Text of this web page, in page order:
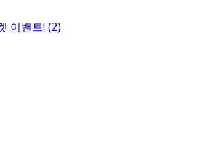
이밴트! (2)